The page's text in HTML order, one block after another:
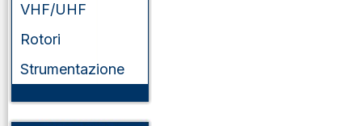
VHF/UHF
Rotori
Strumentazione